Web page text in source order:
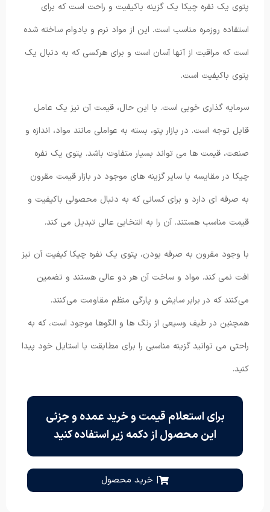
پتوی یک نفره چیکا یک گزینه باکیفیت و راحت است که برای
استفاده روزمره مناسب است. این از مواد نرم و بادوام ساخته شده
است که مراقبت از آنها آسان است و برای هرکسی که به دنبال یک
پتوی باکیفیت است.
سرمایه گذاری خوبی است. با این حال، قیمت آن نیز یک عامل
قابل توجه است. در بازار پتو، بسته به عواملی مانند مواد، اندازه و
صنعت، قیمت ها می تواند بسیار متفاوت باشد. پتوی یک نفره
چیکا در مقایسه با سایر گزینه های موجود در بازار قیمت مقرون
به صرفه ای دارد و برای کسانی که به دنبال محصولی باکیفیت و
قیمت مناسب هستند. آن را به انتخابی عالی تبدیل می کند.
با وجود مقرون به صرفه بودن، پتوی یک نفره چیکا کیفیت آن نیز
افت نمی کند. مواد و ساخت آن هر دو عالی هستند و تضمین
می‌کنند که در برابر سایش و پارگی منظم مقاومت می‌کنند.
همچنین در طیف وسیعی از رنگ ها و الگوها موجود است، که به
راحتی می توانید گزینه مناسبی را برای مطابقت با استایل خود پیدا
کنید.
برای استعلام قیمت و خرید عمده و جزئی
این محصول از دکمه زیر استفاده کنید
| خرید محصول